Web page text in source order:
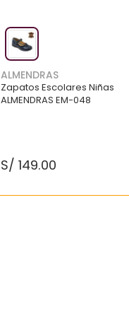
ALMENDRAS
Zapatos Escolares Niñas
ALMENDRAS EM-048
S/ 149.00